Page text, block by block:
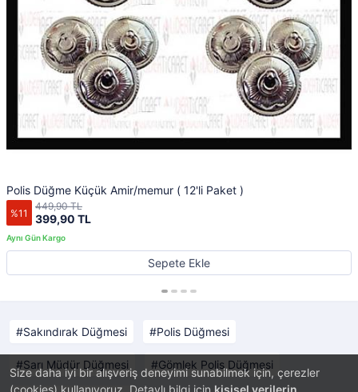
Size daha iyi bir alışveriş deneyimi sunabilmek için, çerezler
(cookies) kullanıyoruz. Detaylı bilgi için kişisel verilerin
Polis Düğme Küçük Amir/memur ( 12'li Paket )
%11 399,90 TL
449,90 TL
Sepete Ekle
Sakındırak Düğmesi Polis Düğmesi
Sarı Müdür Düğmesi Gömlek Polis Düğmesi